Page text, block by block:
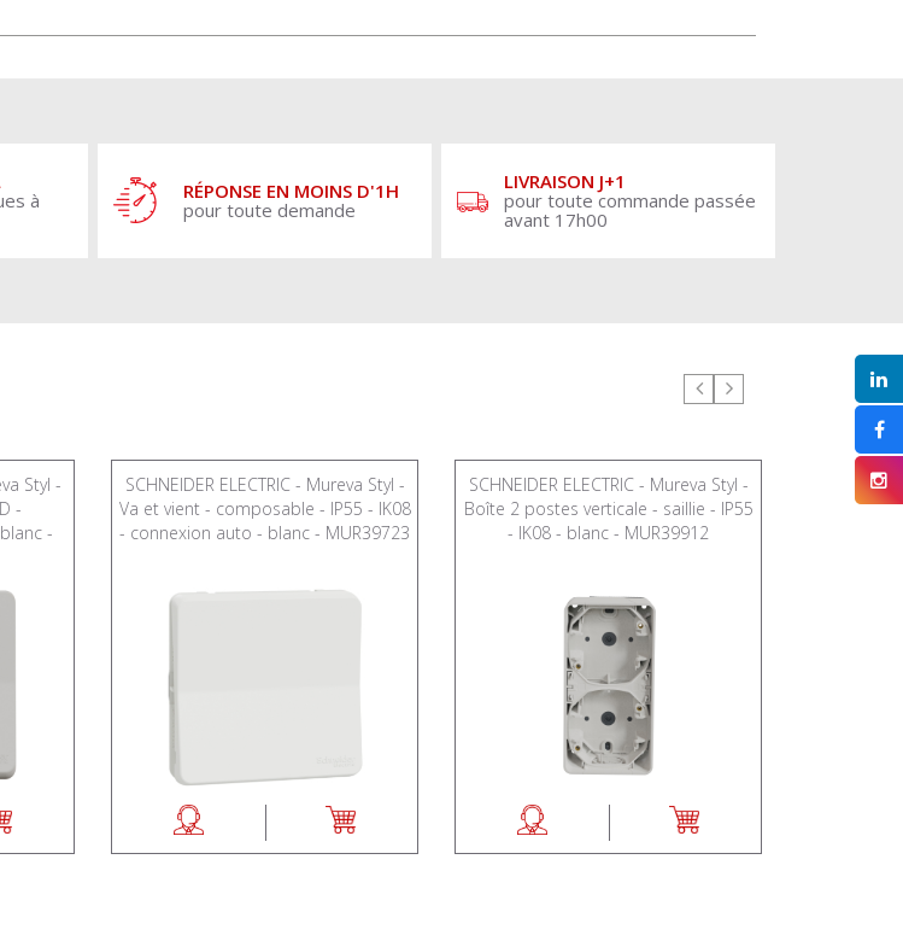
à
RÉPONSE EN MOINS D'1H
pour toute demande
LIVRAISON J+1
pour toute commande passée
avant 17h00
Styl -
-
-
SCHNEIDER ELECTRIC - Mureva Styl -
Va et vient - composable - IP55 - IK08
- connexion auto - blanc - MUR39723
SCHNEIDER ELECTRIC - Mureva Styl -
Boîte 2 postes verticale - saillie - IP55
- IK08 - blanc - MUR39912
Va et vient